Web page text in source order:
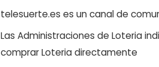
telesuerte.es es un canal de
Las Administraciones de Loteria
comprar Loteria directamente